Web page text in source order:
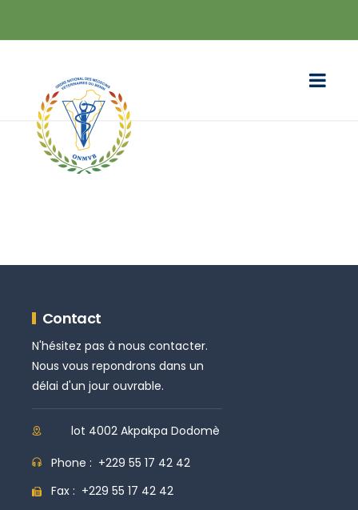
Contact
N'hésitez pas à nous contacter.
Nous vous repondrons dans un
délai d'un jour ouvrable.
lot 4002 Akpakpa Dodomè
Phone : +229 55 17 42 42
Fax : +229 55 17 42 42